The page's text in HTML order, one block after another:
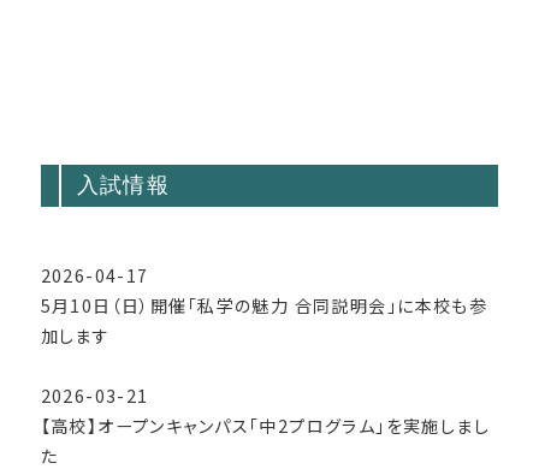
入試情報
2026-04-17
5月10日（日）開催「私学の魅力 合同説明会」に本校も参
加します
2026-03-21
【高校】オープンキャンパス「中2プログラム」を実施しまし
た